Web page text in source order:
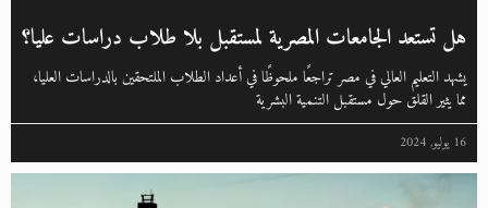
هل تستعد الجامعات المصرية لمستقبل بلا طلاب دراسات عليا؟
يشهد التعليم العالي في مصر تراجعًا ملحوظًا في أعداد الطلاب الملتحقين بالدراسات العليا،
مما يثير القلق حول مستقبل التنمية البشرية
16 يوليو, 2024